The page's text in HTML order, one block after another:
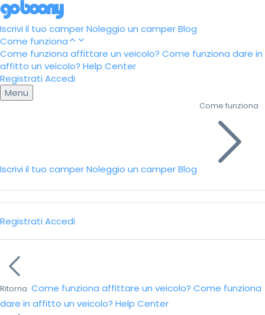
Iscrivi il tuo camperNoleggio un camperBlog
Come funziona
Come funziona affittare un veicolo? Come funziona dare in
affitto un veicolo? Help Center
Registrati Accedi
Menu
Iscrivi il tuo camperNoleggio un camperBlog
Come funziona
Registrati Accedi
Ritorna Come funziona affittare un veicolo? Come funziona
dare in affitto un veicolo? Help Center